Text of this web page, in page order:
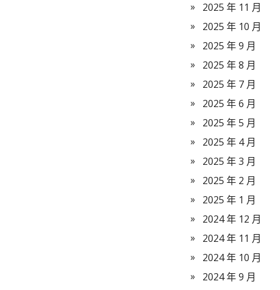
2025 年 11 月
2025 年 10 月
2025 年 9 月
2025 年 8 月
2025 年 7 月
2025 年 6 月
2025 年 5 月
2025 年 4 月
2025 年 3 月
2025 年 2 月
2025 年 1 月
2024 年 12 月
2024 年 11 月
2024 年 10 月
2024 年 9 月